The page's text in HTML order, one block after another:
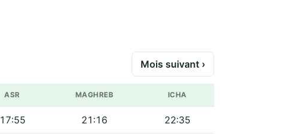
Mois suivant ›
ASR MAGHREB ICHA
17:55 21:16 22:35